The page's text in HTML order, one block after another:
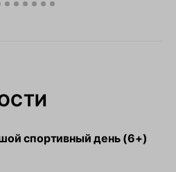
спортивный день (6+)